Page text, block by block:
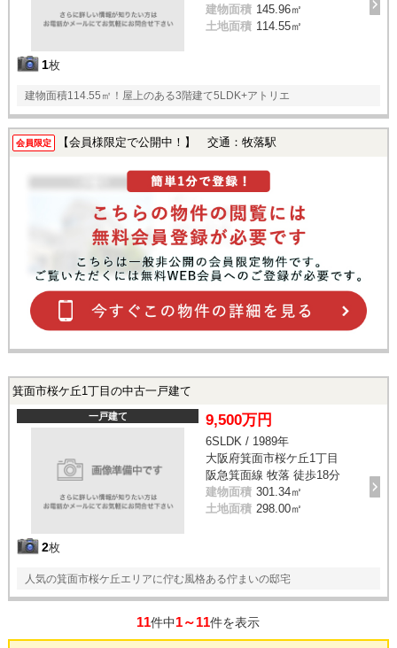
1枚
建物面積 145.96㎡
土地面積 114.55㎡
建物面積114.55㎡！屋上のある3階建て5LDK+アトリエ
会員限定 【会員様限定で公開中！】 交通：牧落駅
箕面市桜ケ丘1丁目の中古一戸建て
一戸建て
2枚
9,500万円
6SLDK / 1989年
大阪府箕面市桜ケ丘1丁目
阪急箕面線 牧落 徒歩18分
建物面積 301.34㎡
土地面積 298.00㎡
人気の箕面市桜ケ丘エリアに佇む風格ある佇まいの邸宅
11件中1～11件を表示